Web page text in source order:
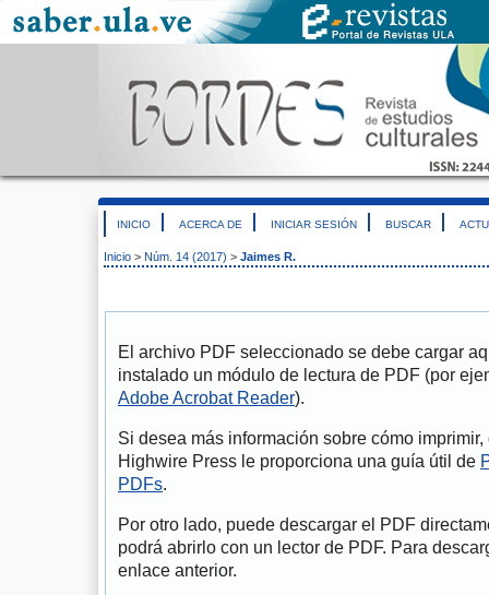
INICIO ACERCA DE INICIAR SESIÓN BUSCAR
Inicio > Núm. 14 (2017) > Jaimes R.
El archivo PDF seleccionado se debe cargar
instalado un módulo de lectura de PDF (por
Adobe Acrobat Reader).
Si desea más información sobre cómo
Highwire Press le proporciona una guía útil de
PDFs.
Por otro lado, puede descargar el PDF
podrá abrirlo con un lector de PDF. Para
enlace anterior.